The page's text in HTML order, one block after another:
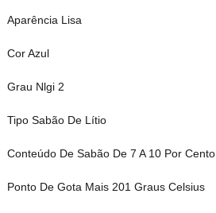
Aparência Lisa
Cor Azul
Grau Nlgi 2
Tipo Sabão De Lítio
Conteúdo De Sabão De 7 A 10 Por Cento
Ponto De Gota Mais 201 Graus Celsius